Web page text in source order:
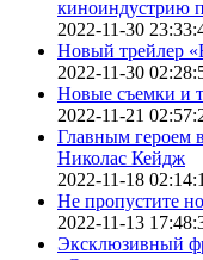
киноиндустрию
2022-11-30
Новый трейлер
2022-11-30
Новые съемки и
2022-11-21
Главным героем
Николас Кейдж
2022-11-18
Не пропустите
2022-11-13
Эксклюзивный